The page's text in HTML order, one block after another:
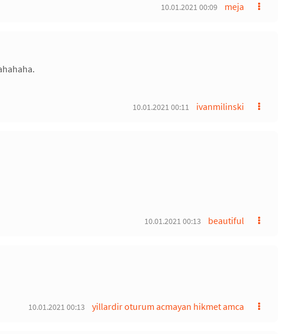
meja
10.01.2021 00:09
ivanmilinski
10.01.2021 00:11
beautiful
10.01.2021 00:13
yillardir oturum acmayan hikmet amca
10.01.2021 00:13